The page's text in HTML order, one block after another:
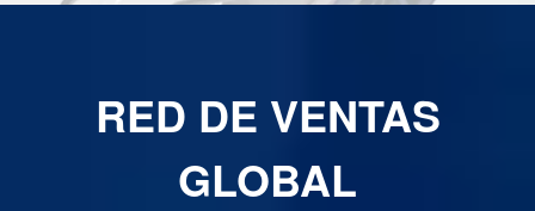
RED DE VENTAS
GLOBAL